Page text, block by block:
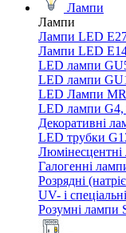
Лампи
Лампи
Лампи LED
Лампи LED
LED лампи
LED лампи
LED Лампи
LED лампи G4,
Декоративні
LED трубки
Люмінесцентні
Галогенні
Розрядні
UV- і
Розумні лампи